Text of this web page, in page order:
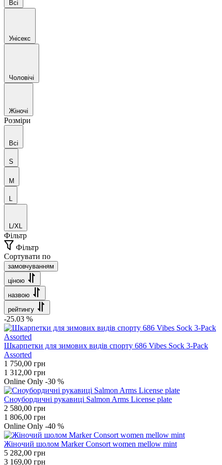
Всі
Унісекс
Чоловічі
Жіночі
Розміри
Всі
S
M
L/XL
Фільтр
Фільтр
Сортувати по
замовчуванням
ціною
назвою
рейтингу
-25.03 %
Шкарпетки для зимових видів спорту 686 Vibes Sock 3-Pack
Assorted
1 750,00 грн
1 312,00 грн
Оnline Оnly -30 %
Сноубордичні рукавиці Salmon Arms License plate
2 580,00 грн
1 806,00 грн
Оnline Оnly -40 %
Жіночий шолом Marker Consort women mellow mint
5 282,00 грн
3 169,00 грн